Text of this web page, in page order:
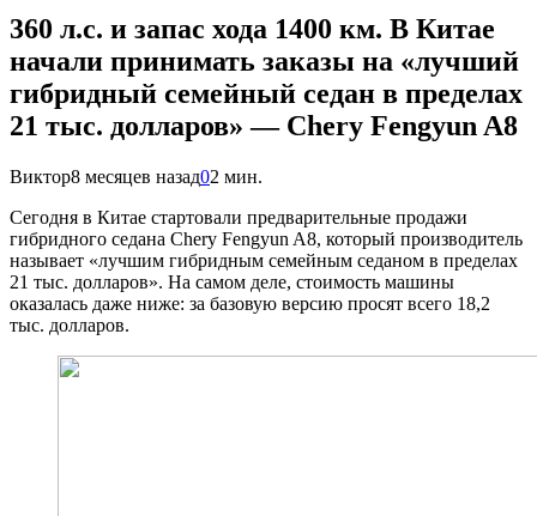
360 л.с. и запас хода 1400 км. В Китае
начали принимать заказы на «лучший
гибридный семейный седан в пределах
21 тыс. долларов» — Chery Fengyun A8
Виктор8 месяцев назад02 мин.
Сегодня в Китае стартовали предварительные продажи
гибридного седана Chery Fengyun A8, который производитель
называет «лучшим гибридным семейным седаном в пределах
21 тыс. долларов». На самом деле, стоимость машины
оказалась даже ниже: за базовую версию просят всего 18,2
тыс. долларов.